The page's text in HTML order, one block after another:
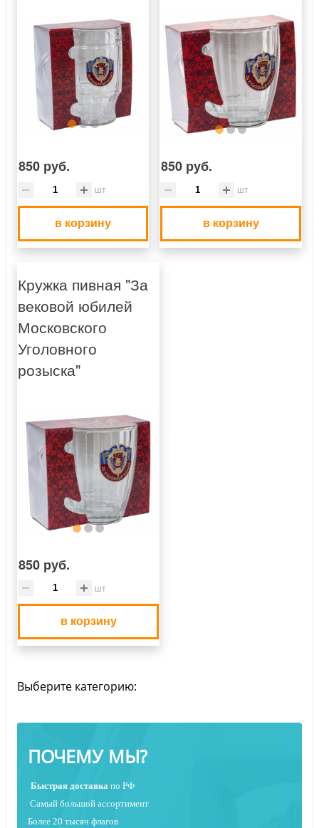
850 руб.
шт
в корзину
850 руб.
шт
в корзину
Кружка пивная "За
вековой юбилей
Московского
Уголовного
розыска"
850 руб.
шт
в корзину
Выберите категорию:
ПОЧЕМУ МЫ?
Быстрая доставка по РФ
Самый большой ассортимент
Более 20 тысяч флагов